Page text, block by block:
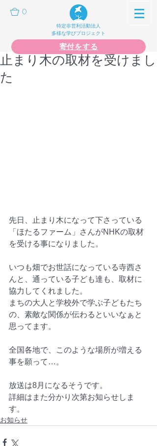
0
特定非営利活動法人
多様な学びプロジェクト
寄付をする
止まり木の取材を受けまし
た
先日、止まり木になって下さっている
「ほたるファーム」さんがNHKの取材
を受ける事になりました。
いつも畑でお世話になっている寺西さ
んと、通っている子ども達も、取材に
協力してくれました。
まちの大人と学校外で学ぶ子どもたち
の、素敵な関係が伝わるといいなぁと
思ってます。
全国各地で、このような場所が増える
事を願って…。
放送は8月になるそうです。
詳細はまた分かり次第お知らせしま
す。
お知らせ